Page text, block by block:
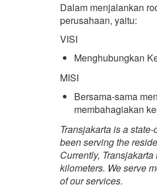
Dalam menjalankan
perusahaan, yaitu:
VISI
Menghubungkan
MISI
Bersama-sama
membahagiakan
Transjakarta is a
been serving the
Currently,
kilometers. We serve
of our services.